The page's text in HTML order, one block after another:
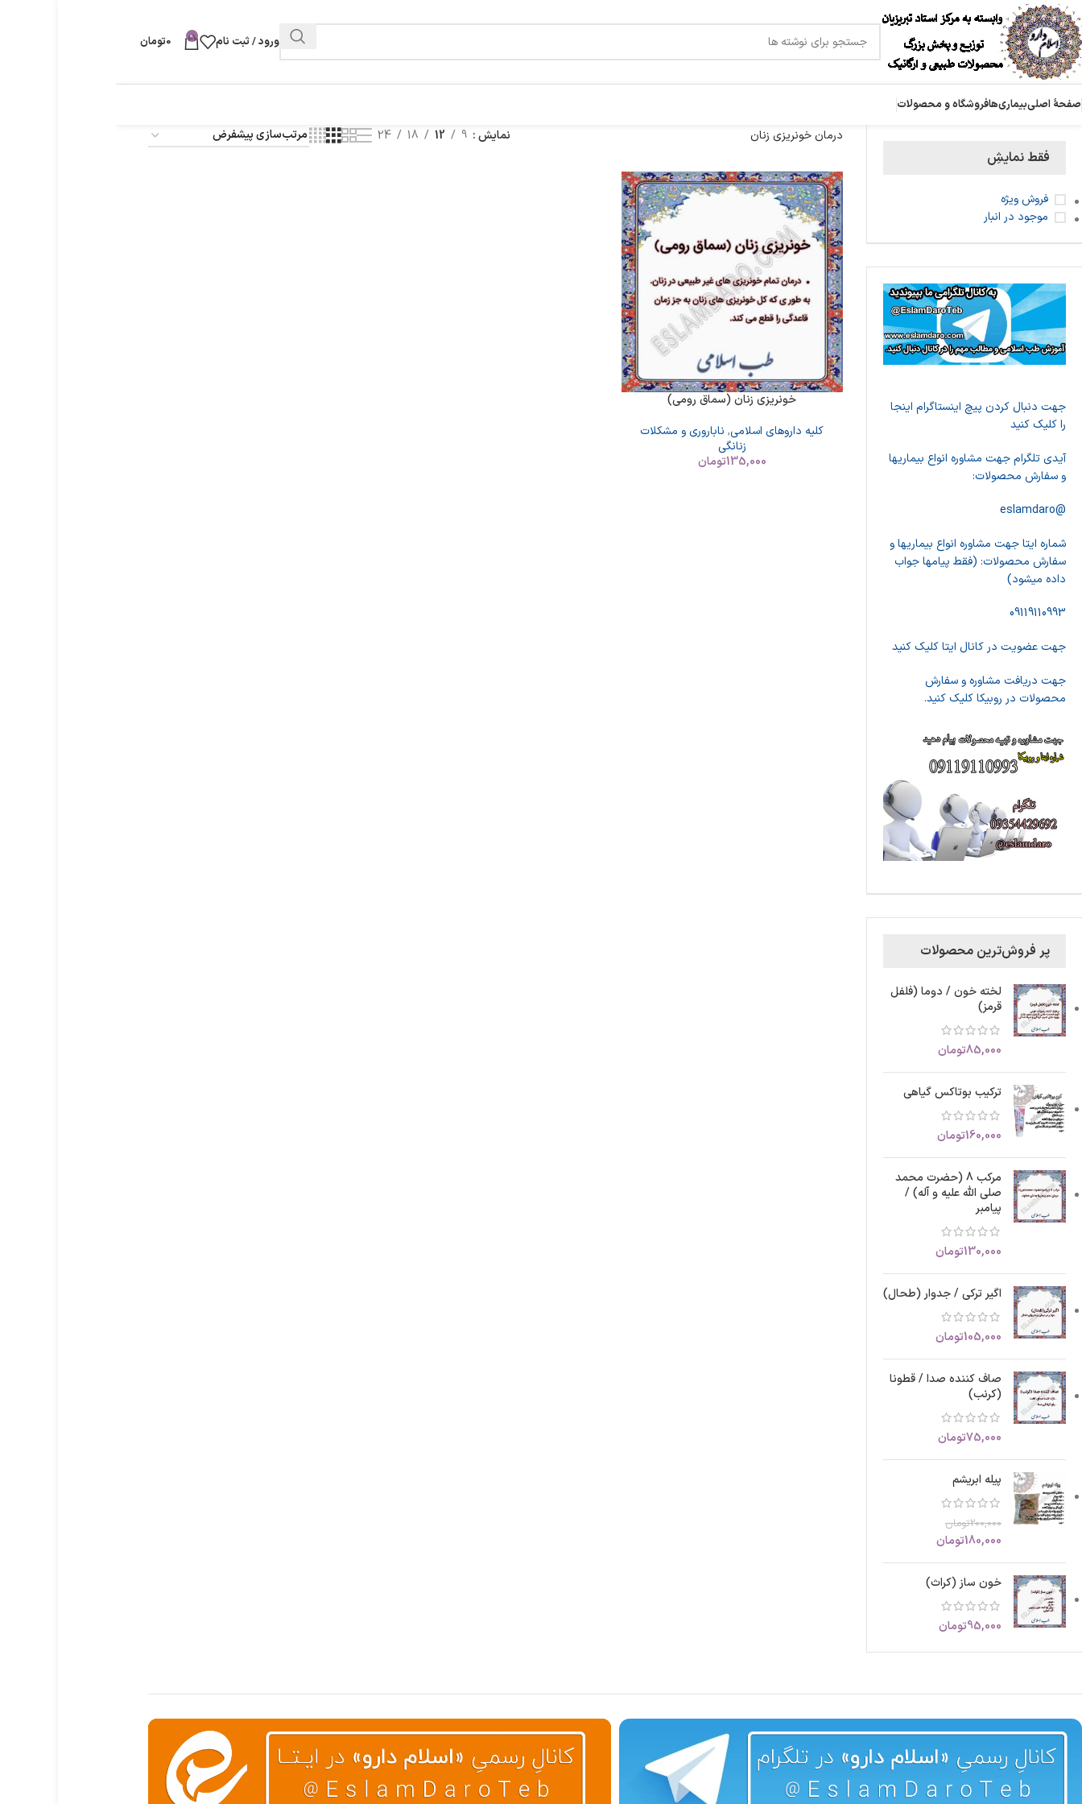
ورود / ثبت نام 0
0تومان
صفحۀ اصلیبیماری‌هافروشگاه و محصولات
فقط نمایشِ
فروش ویژه
موجود در انبار
جهت دنبال کردن پیچ اینستاگرام اینجا
را کلیک کنید
آیدی تلگرام جهت مشاوره انواع بیماریها
و سفارش محصولات:
@eslamdaro
شماره ایتا جهت مشاوره انواع بیماریها و
سفارش محصولات: (فقط پیامها جواب
داده میشود)
09119110993
جهت عضویت در کانال ایتا کلیک کنید
جهت دریافت مشاوره و سفارش
محصولات در روبیکا کلیک کنید.
پر فروش‌ترین محصولات
لخته خون / دوما (فلفل
قرمز)
85,000تومان
ترکیب بوتاکس گیاهی
160,000تومان
مرکب 8 (حضرت محمد
صلی الله علیه و آله) /
پیامبر
130,000تومان
اگیر ترکی / جدوار (طحال)
105,000تومان
صاف کننده صدا / قطونا
(کرنب)
75,000تومان
پیله ابریشم
200,000تومان
180,000تومان
خون ساز (کراث)
95,000تومان
درمان خونریزی زنان نمایش 9
12
18
24
خونریزی زنان (سماق رومی)
کلیه داروهای اسلامی, ناباروری و مشکلات
زنانگی
135,000تومان